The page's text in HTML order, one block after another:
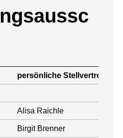
persönliche Stellvertretung
Alisa Raichle
Birgit Brenner